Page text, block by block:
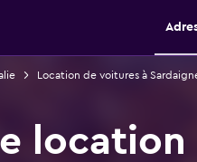
Location de voitures à